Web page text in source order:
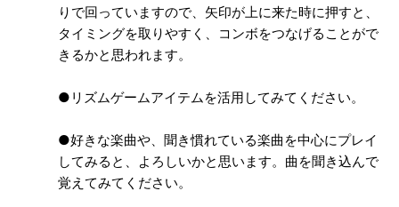
【PS3/初音ミク -Project DIVA- F 2nd】操作が難しい
【PS3/初音ミク -Project DIVA- F 2nd】難易度設定はあるの
イできた曲が、スタジオで選べない
【PS3/初音ミク -Project DIVA- F 2nd】リズムゲームの操作
はPS Vita版と同じなのか
りで回っていますので、矢印が上に来た時に押すと、
タイミングを取りやすく、コンボをつなげることがで
きるかと思われます。
●リズムゲームアイテムを活用してみてください。
●好きな楽曲や、聞き慣れている楽曲を中心にプレイ
してみると、よろしいかと思います。曲を聞き込んで
覚えてみてください。